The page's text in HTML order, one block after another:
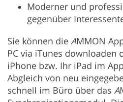
Moderner und
gegenüber
Sie können die AMMON
PC via iTunes downloaden
iPhone bzw. Ihr iPad im
Abgleich von neu
schnell im Büro über das A